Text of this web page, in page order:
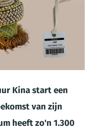
Kina start een
van zijn
heeft zo'n 1.300